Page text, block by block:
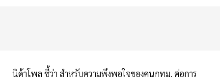
นิด้าโพล ชี้ว่า สำหรับความพึงพอใจของคนกทม. ต่อการ